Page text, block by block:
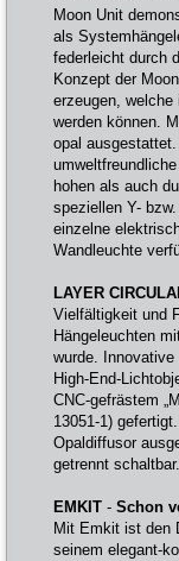
Moon Unit
als
federleicht durch
Konzept der
erzeugen,
werden können.
opal
hohen als auch
speziellen Y-
einzelne
Wandleuchte
LAYER
Vielfältigkeit und
Hängeleuchten
wurde. Innovative
High-End-
CNC-gefrästem
13051-1)
Opaldiffusor
getrennt
EMKIT - Schon
Mit Emkit ist den
seinem elegant-